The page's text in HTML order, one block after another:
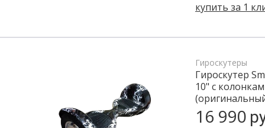
купить за 1
Гироскутеры
Гироскутер
10" c
16 990